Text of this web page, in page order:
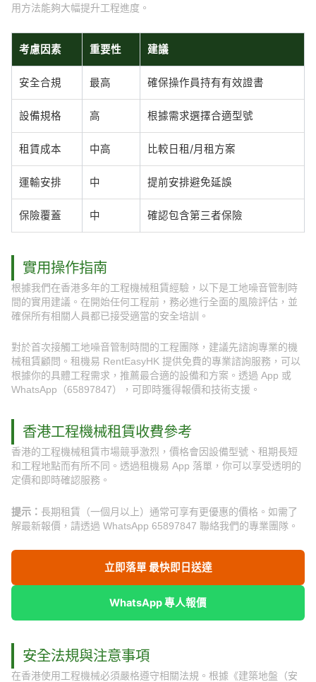
用方法能夠大幅提升工程進度。
考慮因素 重要性 建議
安全合規 最高 確保操作員持有有效證書
設備規格 高 根據需求選擇合適型號
租賃成本 中高 比較日租/月租方案
運輸安排 中 提前安排避免延誤
保險覆蓋 中 確認包含第三者保險
實用操作指南
根據我們在香港多年的工程機械租賃經驗，以下是工地噪音管制時
間的實用建議。在開始任何工程前，務必進行全面的風險評估，並
確保所有相關人員都已接受適當的安全培訓。
對於首次接觸工地噪音管制時間的工程團隊，建議先諮詢專業的機
械租賃顧問。租機易 RentEasyHK 提供免費的專業諮詢服務，可以
根據你的具體工程需求，推薦最合適的設備和方案。透過 App 或
WhatsApp（65897847），可即時獲得報價和技術支援。
香港工程機械租賃收費參考
香港的工程機械租賃市場競爭激烈，價格會因設備型號、租期長短
和工程地點而有所不同。透過租機易 App 落單，你可以享受透明的
定價和即時確認服務。
提示： 長期租賃（一個月以上）通常可享有更優惠的價格。如需了
解最新報價，請透過 WhatsApp 65897847 聯絡我們的專業團隊。
立即落單 最快即日送達
WhatsApp 專人報價
安全法規與注意事項
在香港使用工程機械必須嚴格遵守相關法規。根據《建築地盤（安